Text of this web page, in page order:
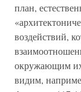
план,
воздействий,
окружающим
видим,